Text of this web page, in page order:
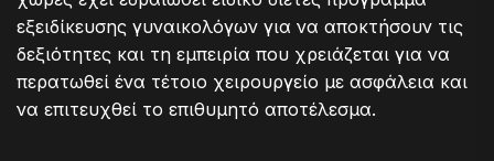
εξειδίκευσης γυναικολόγων για να αποκτήσουν τις
δεξιότητες και τη εμπειρία που χρειάζεται για να
περατωθεί ένα τέτοιο χειρουργείο με ασφάλεια και
να επιτευχθεί το επιθυμητό αποτέλεσμα.